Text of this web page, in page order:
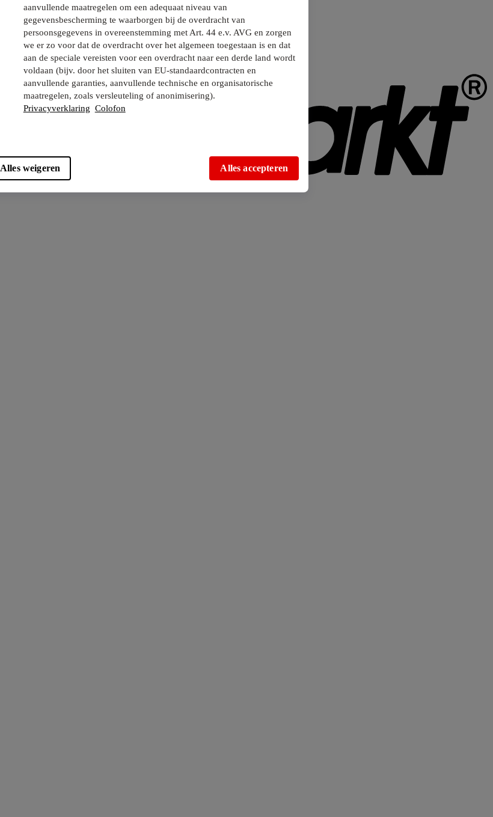
aanvullende maatregelen om een adequaat niveau van
gegevensbescherming te waarborgen bij de overdracht van
persoonsgegevens in overeenstemming met Art. 44 e.v. AVG en zorgen
we er zo voor dat de overdracht over het algemeen toegestaan is en dat
aan de speciale vereisten voor een overdracht naar een derde land wordt
voldaan (bijv. door het sluiten van EU-standaardcontracten en
aanvullende garanties, aanvullende technische en organisatorische
maatregelen, zoals versleuteling of anonimisering).
Privacyverklaring Colofon
Alles weigeren Alles accepteren